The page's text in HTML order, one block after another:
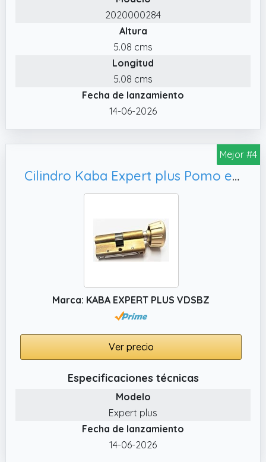
2020000284
Altura
5.08 cms
Longitud
5.08 cms
Fecha de lanzamiento
14-06-2026
Mejor #4
Cilindro Kaba Expert plus Pomo extreme protection (Latón, 30X30)
Marca: KABA EXPERT PLUS VDSBZ
Ver precio
Especificaciones técnicas
Modelo
Expert plus
Fecha de lanzamiento
14-06-2026